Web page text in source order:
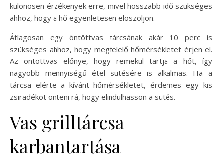
különösen érzékenyek erre, mivel hosszabb idő szükséges
ahhoz, hogy a hő egyenletesen eloszoljon.
Átlagosan egy öntöttvas tárcsának akár 10 perc is
szükséges ahhoz, hogy megfelelő hőmérsékletet érjen el.
Az öntöttvas előnye, hogy remekül tartja a hőt, így
nagyobb mennyiségű étel sütésére is alkalmas. Ha a
tárcsa elérte a kívánt hőmérsékletet, érdemes egy kis
zsiradékot önteni rá, hogy elindulhasson a sütés.
Vas grilltárcsa
karbantartása